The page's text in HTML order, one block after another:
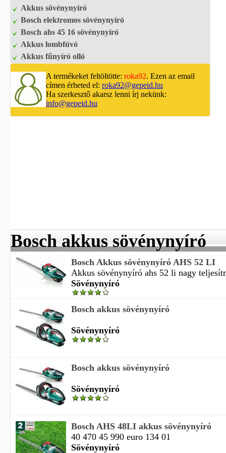
Akkus sövénynyíró
Bosch elektromos sövénynyíró
Bosch ahs 45 16 sövénynyíró
Akkus lombfúvó
Akkus fűnyíró olló
A termékeket feltöltötte: roka92. Ezen az email
címen érheted el: roka92@gepeid.hu
Ha szerkesztő akarsz lenni írj nekünk:
info@gepeid.hu
Bosch akkus sövénynyíró
Bosch Akkus sövénynyíró AHS 52 LI
Akkus sövénynyíró ahs 52 li nagy
Sövénynyíró
Bosch akkus sövénynyíró
Sövénynyíró
Bosch akkus sövénynyíró
Sövénynyíró
Bosch AHS 48LI akkus sövénynyíró
40 470 45 990 euro 134 01
Sövénynyíró